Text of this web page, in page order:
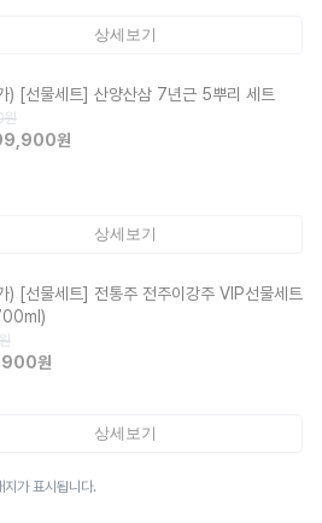
상세보기
) [선물세트] 산양산삼 7년근 5뿌리 세트
원
원
상세보기
) [선물세트] 전통주 전주이강주 VIP선물세트
원
원
상세보기
가 표시됩니다.